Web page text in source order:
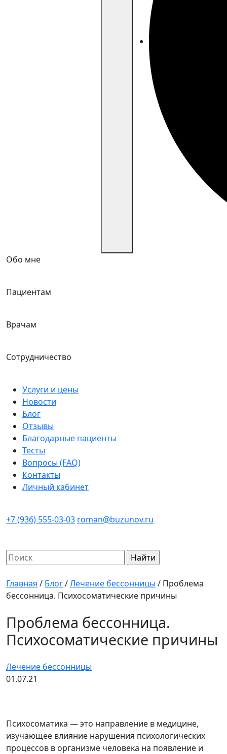
Обо мне
Пациентам
Врачам
Сотрудничество
Услуги и цены
Новости
Блог
Отзывы
Благодарные пациенты
Тесты
Вопросы (FAQ)
Контакты
Личный кабинет
+7 (936) 555-03-03 roman@buzunov.ru
Найти:
Главная / Блог/Лечение бессонницы / Проблема
бессонница. Психосоматические причины
Проблема бессонница.
Психосоматические причины
Лечение бессонницы
01.07.21
Психосоматика — это направление в медицине,
изучающее влияние нарушения психологических
процессов в организме человека на появление и